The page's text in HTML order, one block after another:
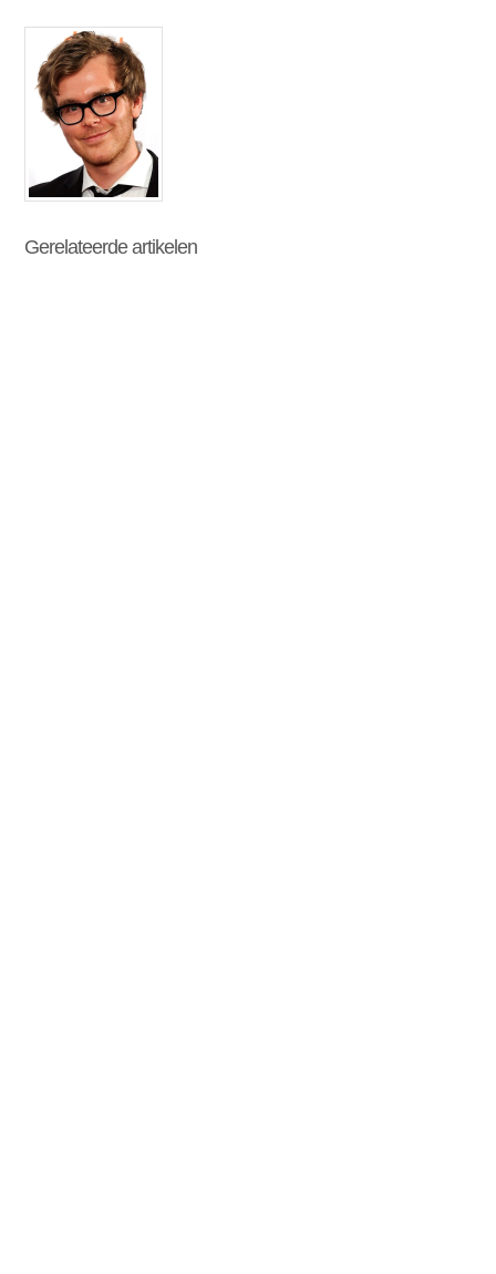
Gerelateerde artikelen